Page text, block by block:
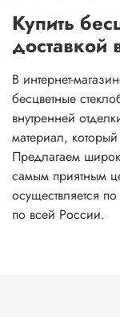
Купить
доставкой
В интернет-
бесцветные
внутренней
материал,
Предлагаем
самым приятным
осуществляется
по всей России.